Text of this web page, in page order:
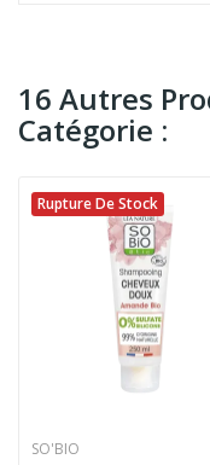
16 Autres
Catégorie :
Rupture De Stock
SO'BIO